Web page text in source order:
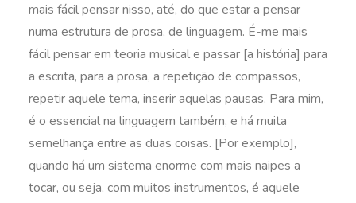
mais fácil pensar nisso, até, do que estar a pensar
numa estrutura de prosa, de linguagem. É-me mais
fácil pensar em teoria musical e passar [a história] para
a escrita, para a prosa, a repetição de compassos,
repetir aquele tema, inserir aquelas pausas. Para mim,
é o essencial na linguagem também, e há muita
semelhança entre as duas coisas. [Por exemplo],
quando há um sistema enorme com mais naipes a
tocar, ou seja, com muitos instrumentos, é aquele